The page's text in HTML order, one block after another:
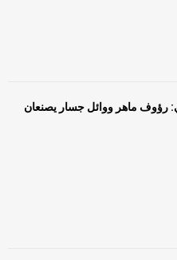
رؤوف ماهر ووائل جسار يصنعان